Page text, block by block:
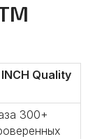
H Quality
300+